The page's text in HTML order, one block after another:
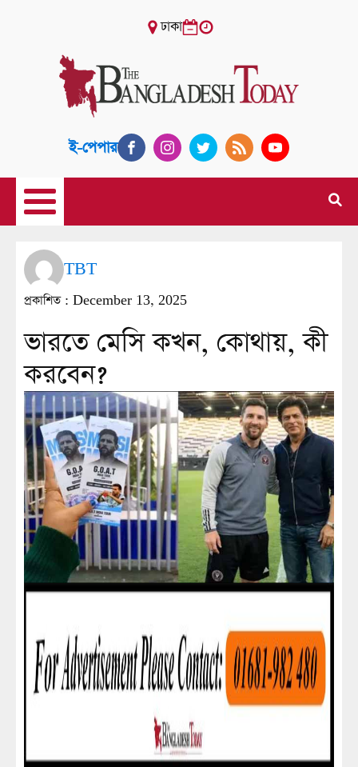
ঢাকা
ই-পেপার
TBT
প্রকাশিত : December 13, 2025
ভারতে মেসি কখন, কোথায়, কী
করবেন?